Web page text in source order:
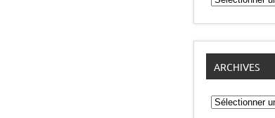
ARCHIVES
Archives